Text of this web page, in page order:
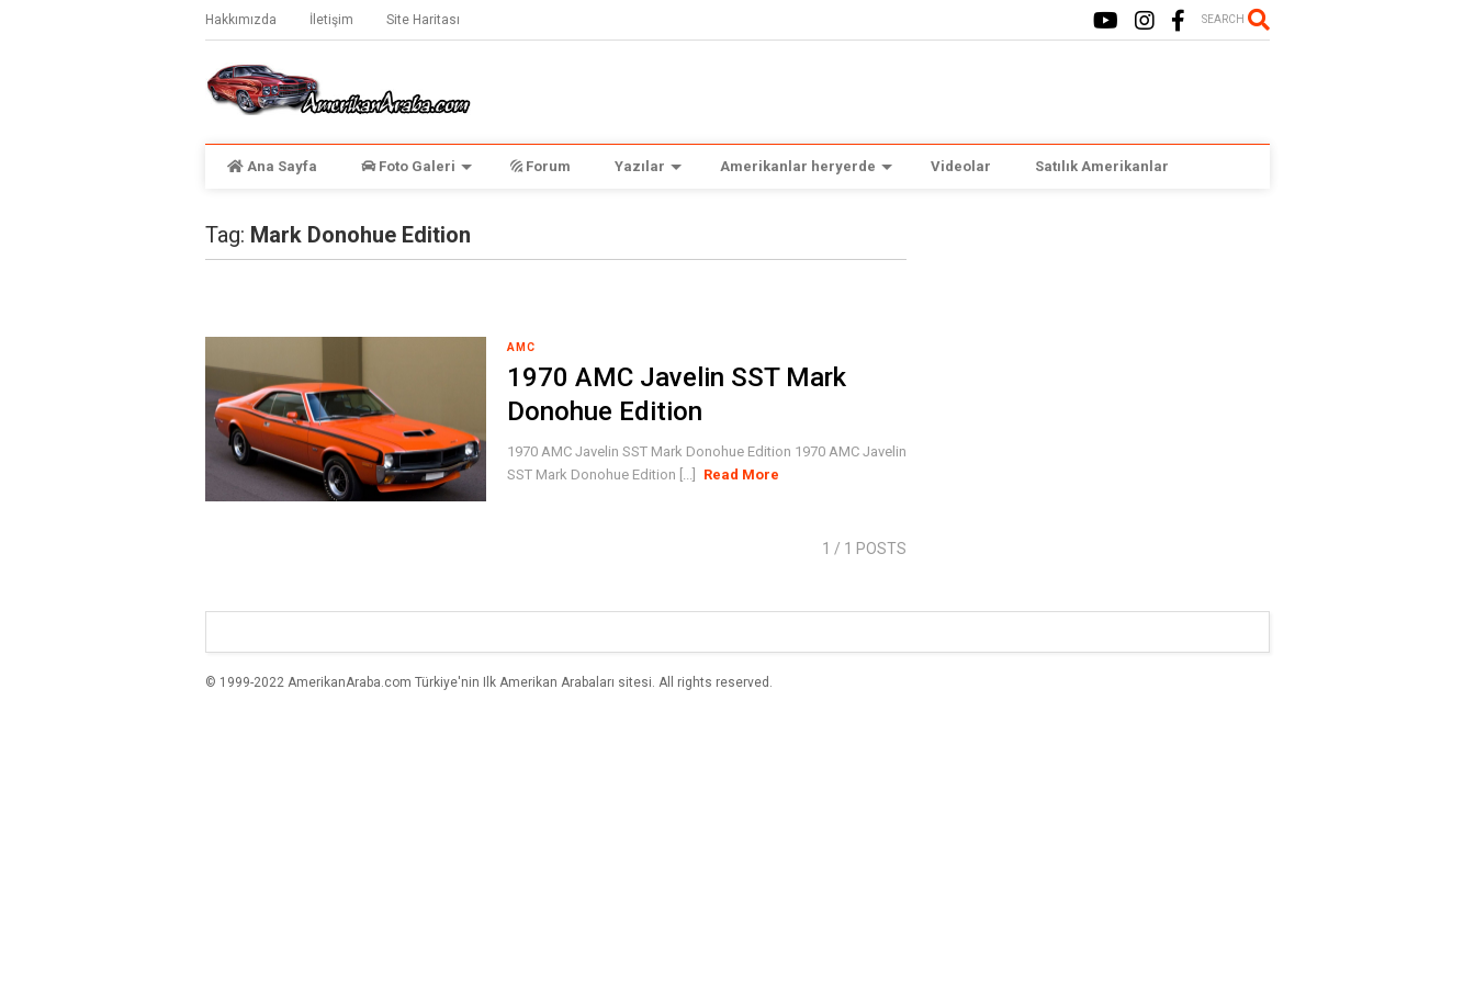
Hakkımızda İletişim Site Haritası SEARCH
Ana Sayfa Foto Galeri Forum Yazılar Amerikanlar heryerde Videolar Satılık Amerikanlar
Tag: Mark Donohue Edition
AMC
1970 AMC Javelin SST Mark
Donohue Edition
1970 AMC Javelin SST Mark Donohue Edition 1970 AMC Javelin
SST Mark Donohue Edition [...]
Read More
1 / 1 POSTS
© 1999-2022 AmerikanAraba.com Türkiye'nin Ilk Amerikan Arabaları sitesi. All rights reserved.